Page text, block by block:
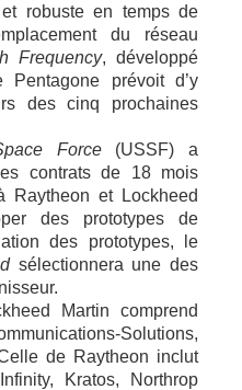
robuste en temps de
du réseau
Frequency, développé
prévoit d’y
des cinq prochaines
Force (USSF) a
contrats de 18 mois
Raytheon et Lockheed
des prototypes de
des prototypes, le
sélectionnera une des
Martin comprend
Solutions,
de Raytheon inclut
Kratos, Northrop